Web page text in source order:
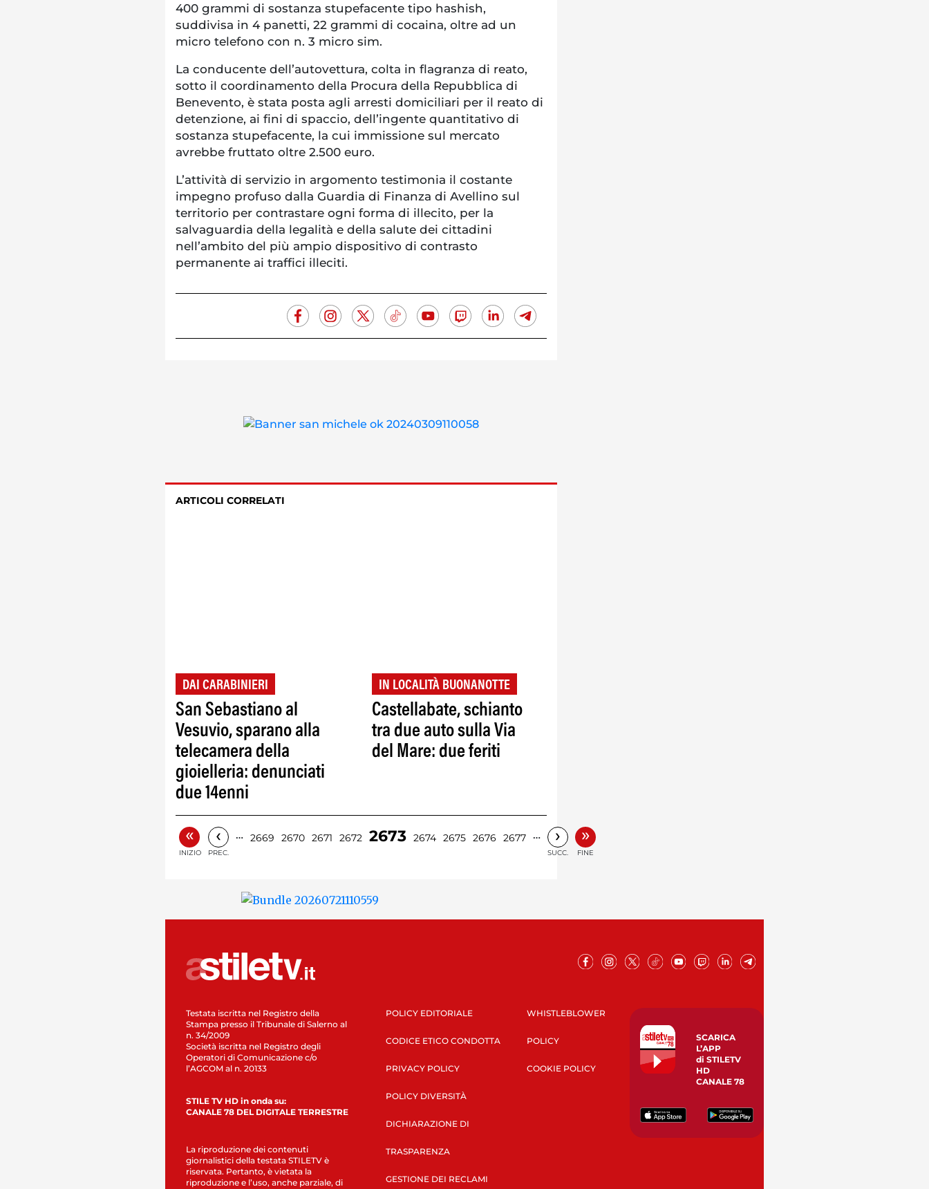
400 grammi di sostanza stupefacente tipo hashish,
suddivisa in 4 panetti, 22 grammi di cocaina, oltre ad un
micro telefono con n. 3 micro sim.
La conducente dell’autovettura, colta in flagranza di reato,
sotto il coordinamento della Procura della Repubblica di
Benevento, è stata posta agli arresti domiciliari per il reato di
detenzione, ai fini di spaccio, dell’ingente quantitativo di
sostanza stupefacente, la cui immissione sul mercato
avrebbe fruttato oltre 2.500 euro.
L’attività di servizio in argomento testimonia il costante
impegno profuso dalla Guardia di Finanza di Avellino sul
territorio per contrastare ogni forma di illecito, per la
salvaguardia della legalità e della salute dei cittadini
nell’ambito del più ampio dispositivo di contrasto
permanente ai traffici illeciti.
ARTICOLI CORRELATI
DAI CARABINIERI
San Sebastiano al
Vesuvio, sparano alla
telecamera della
gioielleria: denunciati
due 14enni
IN LOCALITÀ BUONANOTTE
Castellabate, schianto
tra due auto sulla Via
del Mare: due feriti
«
INIZIO
‹
PREC.
… 2669 2670 2671 2672 2673 2674 2675 2676 2677 … ›
SUCC.
»
FINE
Testata iscritta nel Registro della
Stampa presso il Tribunale di Salerno al
n. 34/2009
Società iscritta nel Registro degli
Operatori di Comunicazione c/o
l’AGCOM al n. 20133
STILE TV HD in onda su:
CANALE 78 DEL DIGITALE TERRESTRE
La riproduzione dei contenuti
giornalistici della testata STILETV è
riservata. Pertanto, è vietata la
riproduzione e l’uso, anche parziale, di
POLICY EDITORIALE
CODICE ETICO CONDOTTA
PRIVACY POLICY
POLICY DIVERSITÀ
DICHIARAZIONE DI
TRASPARENZA
GESTIONE DEI RECLAMI
WHISTLEBLOWER
POLICY
COOKIE POLICY
SCARICA
L’APP
di STILETV
HD
CANALE 78